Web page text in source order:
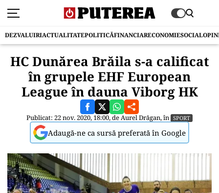
DEZVALUIRIACTUALITATEPOLITICĂFINANCIARECONOMIESOCIAL
HC Dunărea Brăila s-a calificat
în grupele EHF European
League în dauna Viborg HK
Publicat: 22 nov. 2020, 18:00, deAurel Drăgan, în SPORT
Adaugă-ne ca sursă preferată în Google